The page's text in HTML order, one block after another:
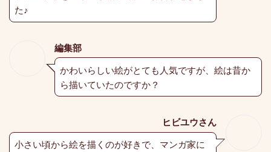
た♪
編集部
かわいらしい絵がとても人気ですが、絵は昔か
ら描いていたのですか？
ヒビユウさん
小さい頃から絵を描くのが好きで、マンガ家に